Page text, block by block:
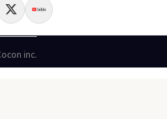
inc.